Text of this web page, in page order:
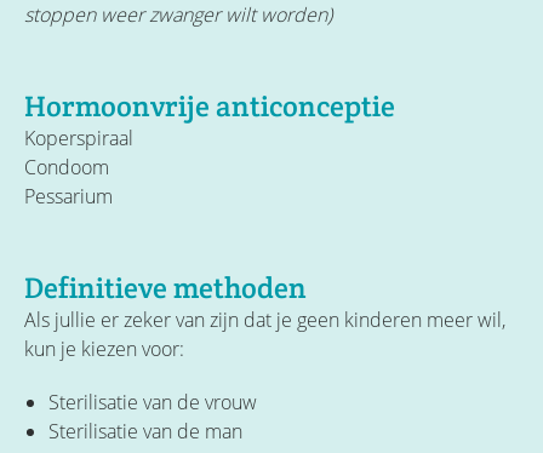
stoppen weer zwanger wilt worden)
Hormoonvrije anticonceptie
Koperspiraal
Condoom
Pessarium
Definitieve methoden
Als jullie er zeker van zijn dat je geen kinderen meer wil,
kun je kiezen voor:
Sterilisatie van de vrouw
Sterilisatie van de man